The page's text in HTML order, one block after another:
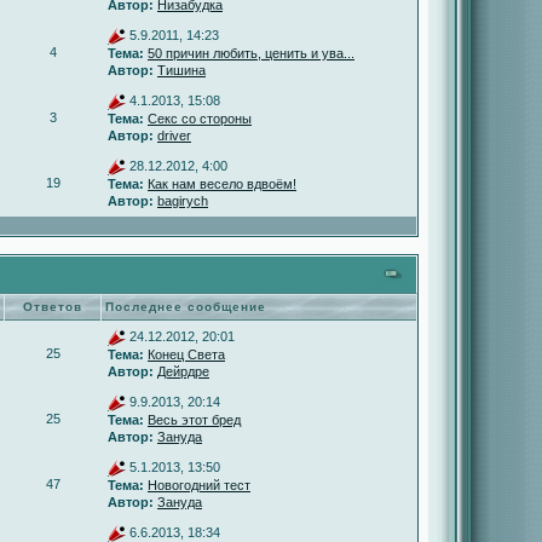
Автор: Низабудка
4
5.9.2011, 14:23
Тема: 50 причин любить, ценить и ува...
Автор: Тишина
3
4.1.2013, 15:08
Тема: Секс со стороны
Автор: driver
19
28.12.2012, 4:00
Тема: Как нам весело вдвоём!
Автор: bagirych
Ответов Последнее сообщение
25
24.12.2012, 20:01
Тема: Конец Света
Автор: Дейрдре
25
9.9.2013, 20:14
Тема: Весь этот бред
Автор: Зануда
47
5.1.2013, 13:50
Тема: Новогодний тест
Автор: Зануда
6.6.2013, 18:34